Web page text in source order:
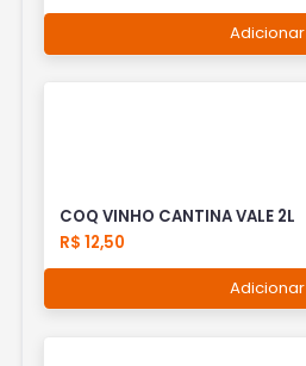
Adicionar
COQ VINHO CANTINA VALE 2L
R$ 12,50
Adicionar